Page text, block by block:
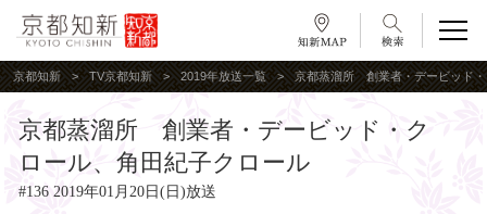
京都知新 TV京都知新 2019年放送一覧 京都蒸溜所 創業者・デービッド
京都蒸溜所 創業者・デービッド・ク
ロール、角田紀子クロール
#136 2019年01月20日(日)放送